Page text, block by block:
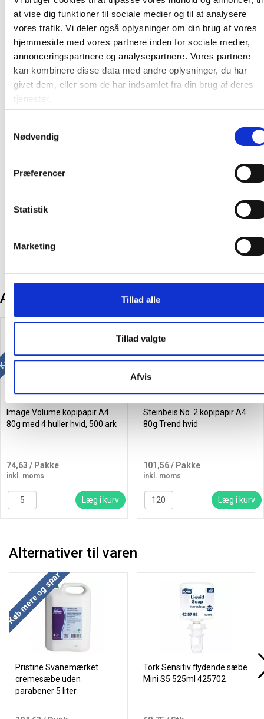
at vise dig funktioner til sociale medier og til at analysere
vores trafik. Vi deler også oplysninger om din brug af vores
hjemmeside med vores partnere inden for sociale medier,
annonceringspartnere og analysepartnere. Vores partnere
kan kombinere disse data med andre oplysninger, du har
givet dem, eller som de har indsamlet fra din brug af deres
tjenester.
Nødvendig
Præferencer
Statistik
Marketing
Tillad alle
Tillad valgte
Afvis
genopfyldning af dispensere og bidrager til en ensartet
og effektiv håndhygiejne i daglig drift.
Anvend i kompatibel dispenser for korrekt dosering og
optimal funktion. Se flere produkter i kategorien
Håndsæbe.
Farve:
Producent:
Andre kunder købte også
mere og spar
Image Volume kopipapir A4
80g med 4 huller hvid, 500 ark
74,63 / Pakke
inkl. moms
Læg i kurv
Køb mere og spar
Gratis levering
Steinbeis No. 2 kopipapir A4
80g Trend hvid
101,56/ Pakke
inkl. moms
Læg i kurv
Alternativer til varen
Køb mere og spar
Pristine Svanemærket
cremesæbe uden
parabener 5 liter
Tork Sensitiv flydende sæbe
Mini S5 525ml 425702